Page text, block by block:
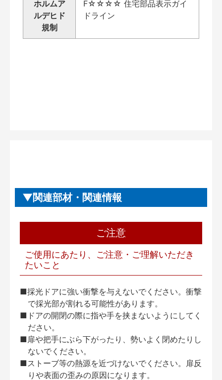
ホルムア
ルデヒド
規制
F☆☆☆☆ 住宅部品表示ガイ
ドライン
関連部材・関連情報
ご注意
ご使用にあたり、ご注意・ご理解いただき
たいこと
■採光ドアに強い衝撃を与えないでください。衝撃
で採光部が割れる可能性があります。
■ドアの開閉の際に指や手を挟まないようにしてく
ださい。
■扉や把手にぶら下がったり、勢いよく閉めたりし
ないでください。
■ストーブ等の熱源を近づけないでください。扉反
りや表面の歪みの原因になります。